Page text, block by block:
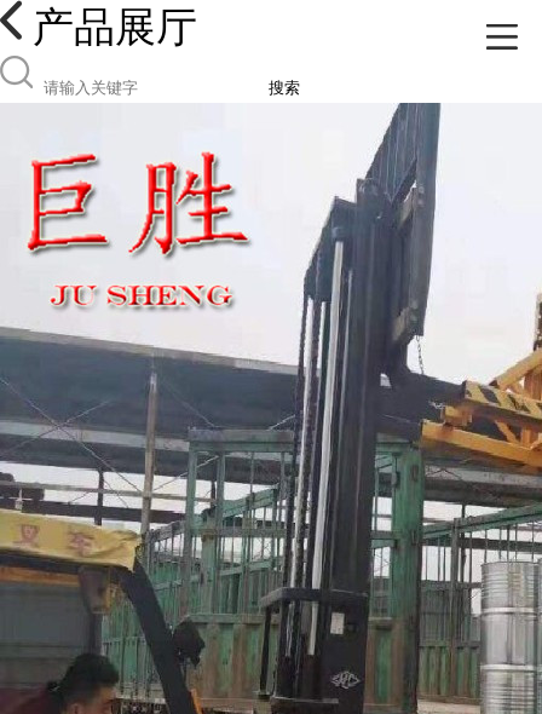
产品展厅
搜索